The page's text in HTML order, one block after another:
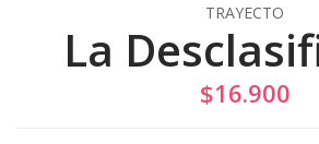
TRAYECTO
La
$16.900